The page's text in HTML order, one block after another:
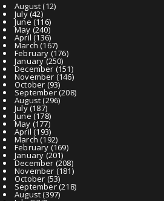
August(12)
July(42)
June(116)
May (240)
April (136)
March (167)
February (176)
January(250)
December (151)
November (146)
October (93)
September(208)
August(296)
July(187)
June(178)
May (177)
April (193)
March (192)
February (169)
January(201)
December (208)
November (181)
October (53)
September(218)
August(397)